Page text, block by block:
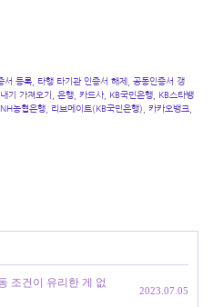
서 등록, 타행 타기관 인증서 해제, 공동인증서 갱
기 가져오기, 은행, 카드사, KB국민은행, KB스타뱅
농협은행, 리브메이트(KB국민은행), 카카오뱅크
조건이 유리한 게 없
2023.07.05